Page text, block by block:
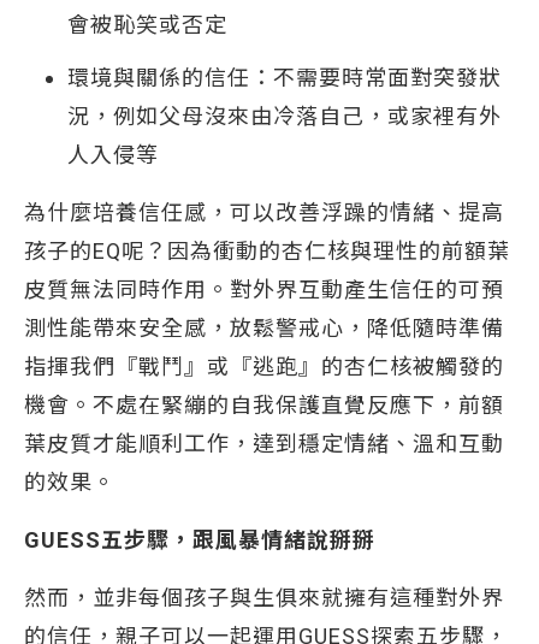
會被恥笑或否定
環境與關係的信任：不需要時常面對突發狀
況，例如父母沒來由冷落自己，或家裡有外
人入侵等
為什麼培養信任感，可以改善浮躁的情緒、提高
孩子的EQ呢？因為衝動的杏仁核與理性的前額葉
皮質無法同時作用。對外界互動產生信任的可預
測性能帶來安全感，放鬆警戒心，降低隨時準備
指揮我們『戰鬥』或『逃跑』的杏仁核被觸發的
機會。不處在緊繃的自我保護直覺反應下，前額
葉皮質才能順利工作，達到穩定情緒、溫和互動
的效果。
GUESS五步驟，跟風暴情緒說掰掰
然而，並非每個孩子與生俱來就擁有這種對外界
的信任，親子可以一起運用GUESS探索五步驟，